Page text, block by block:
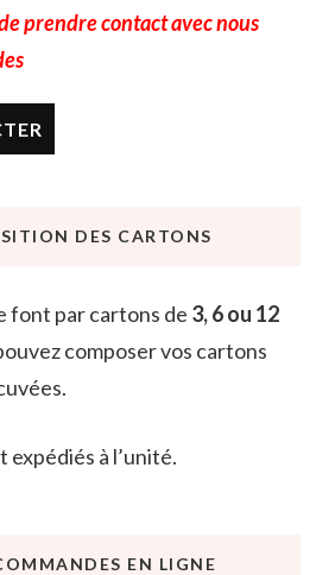
prendre contact avec nous
DES CARTONS
font par cartons de 3, 6 ou 12
composer vos cartons
expédiés à l’unité.
EN LIGNE